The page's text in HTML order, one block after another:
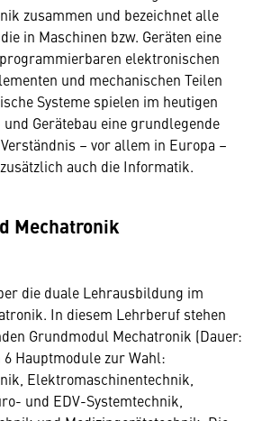
zusammen und bezeichnet alle
in Maschinen bzw. Geräten eine
elektronischen
und mechanischen Teilen
Systeme spielen im heutigen
Gerätebau eine grundlegende
– vor allem in Europa –
auch die Informatik.
Mechatronik
die duale Lehrausbildung im
In diesem Lehrberuf stehen
Grundmodul Mechatronik (Dauer:
Hauptmodule zur Wahl:
Elektromaschinentechnik,
und EDV-Systemtechnik,